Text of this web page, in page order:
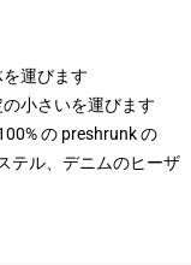
運びます
小さいを運びます
の preshrunk の
テル、デニムのヒーザ